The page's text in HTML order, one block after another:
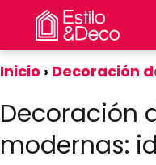
Inicio Decoración
Decoración
modernas: